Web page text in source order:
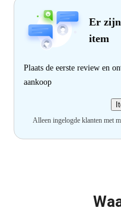
Er zijn
item
Plaats de eerste review en
aankoop
Alleen ingelogde klanten met